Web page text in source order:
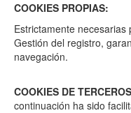
COOKIES PROPIAS:
Estrictamente
Gestión del registro,
navegación.
COOKIES DE TERCEROS
continuación ha sido